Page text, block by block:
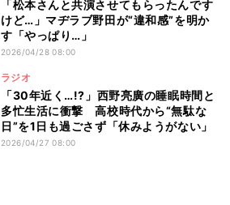
「松本さんと共演させてもらったんです
けど…」マヂラブ野田が“違和感”を明か
す「やっぱり…」
2026/04/28 08:00
ラジオ
「30年近く…!?」西野亮廣の睡眠時間と
多忙生活に衝撃 高校時代から“無駄な
日”を1日も過ごさず「休みようがない」
2026/04/27 08:00